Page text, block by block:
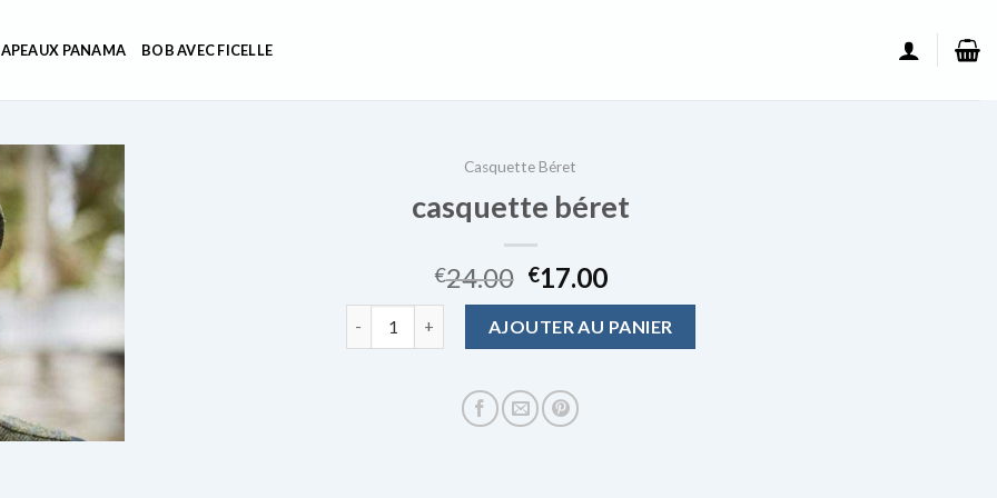
PANAMA BOB AVEC FICELLE
Casquette Béret
casquette béret
€24.00 €17.00
AJOUTER AU PANIER